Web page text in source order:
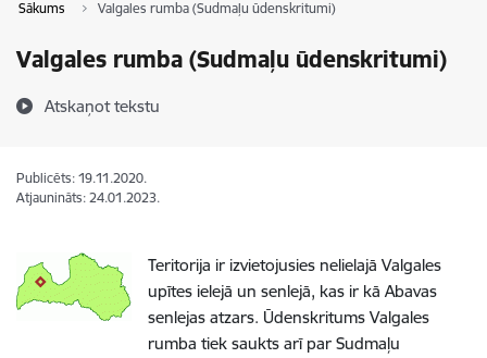
Sākums Valgales rumba (Sudmaļu ūdenskritumi)
Valgales rumba (Sudmaļu ūdenskritumi)
Atskaņot tekstu
Publicēts: 19.11.2020.
Atjaunināts: 24.01.2023.
Teritorija ir izvietojusies nelielajā Valgales
upītes ielejā un senlejā, kas ir kā Abavas
senlejas atzars. Ūdenskritums Valgales
rumba tiek saukts arī par Sudmaļu